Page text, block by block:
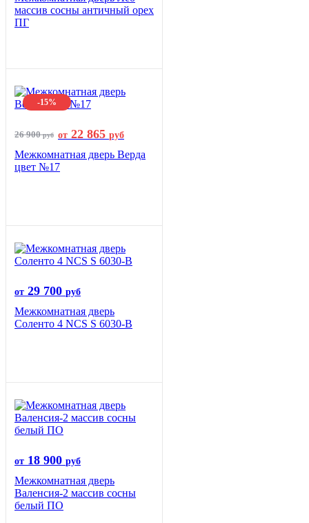
массив сосны античный орех
ПГ
-15%
26 900руб от 22 865 руб
Межкомнатная дверь Верда
цвет №17
от 29 700 руб
Межкомнатная дверь
Соленто 4 NCS S 6030-B
от 18 900 руб
Межкомнатная дверь
Валенсия-2 массив сосны
белый ПО